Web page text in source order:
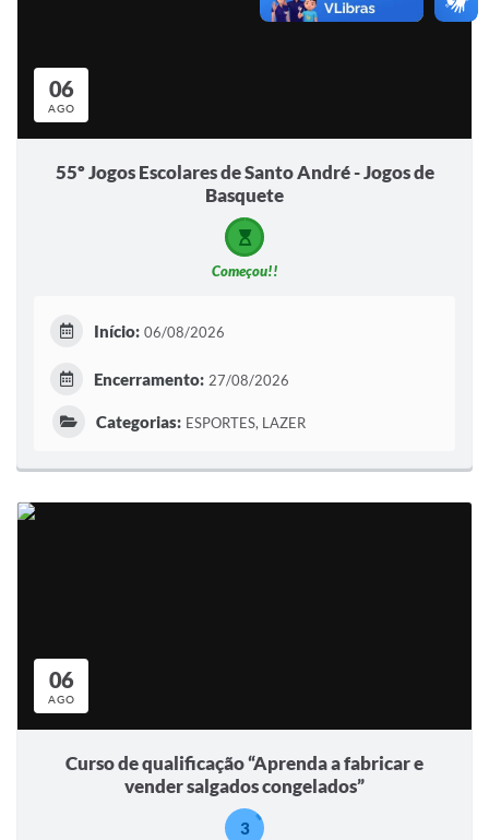
06
AGO
55º Jogos Escolares de Santo André - Jogos de
Basquete
Começou!!
Início: 06/08/2026
Encerramento: 27/08/2026
Categorias: ESPORTES, LAZER
06
AGO
Curso de qualificação “Aprenda a fabricar e
vender salgados congelados”
3